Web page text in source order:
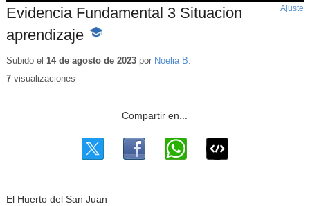
Evidencia Fundamental 3 Situacion
aprendizaje -
educativo
Ajuste
Subido el 14 de agosto de 2023por Noelia B.
7visualizaciones
El Huerto del San Juan